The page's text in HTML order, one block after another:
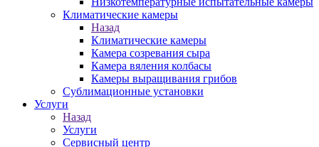
Климатические камеры
Назад
Климатические камеры
Камера созревания сыра
Камера вяления колбасы
Камеры выращивания грибов
Сублимационные установки
Услуги
Назад
Услуги
Сервисный центр